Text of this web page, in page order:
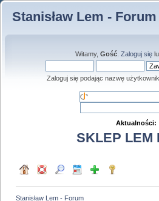
Stanisław Lem - Forum
Witamy, Gość. Zaloguj się
Zaloguj się podając nazwę
Aktualności:
SKLEP LEM
Stanisław Lem - Forum